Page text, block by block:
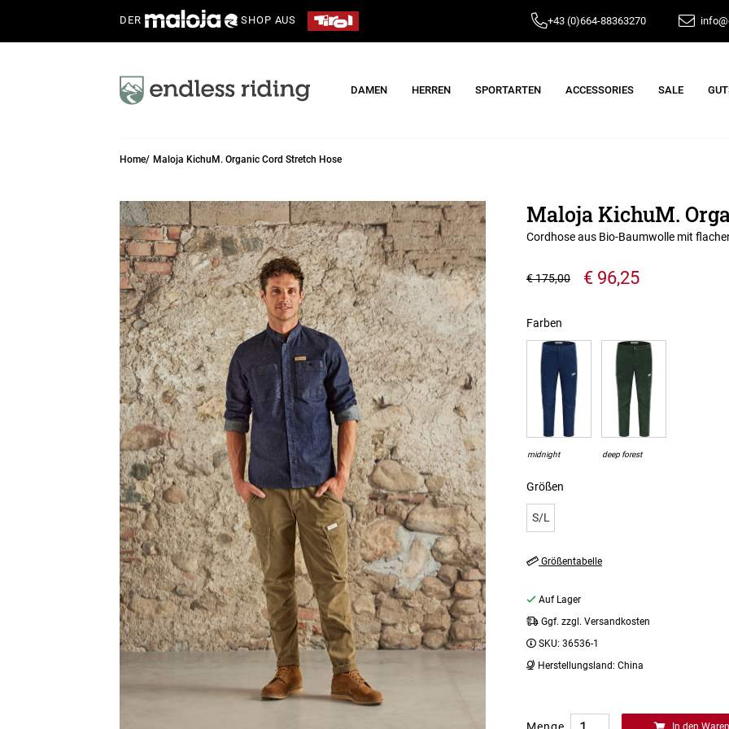
DER SHOP AUS +43 (0)664-88363270
DAMEN HERREN SPORTARTEN ACCESSORIES SALE
Home Maloja KichuM. Organic Cord Stretch Hose
Maloja KichuM.
Cordhose aus Bio-Baumwolle mit
€ 96,25
€ 175,00
Größen
S/L
Farben
midnight deep forest
Größentabelle
Auf Lager
Ggf. zzgl. Versandkosten
SKU: 36536-1
Herstellungsland: China
In den